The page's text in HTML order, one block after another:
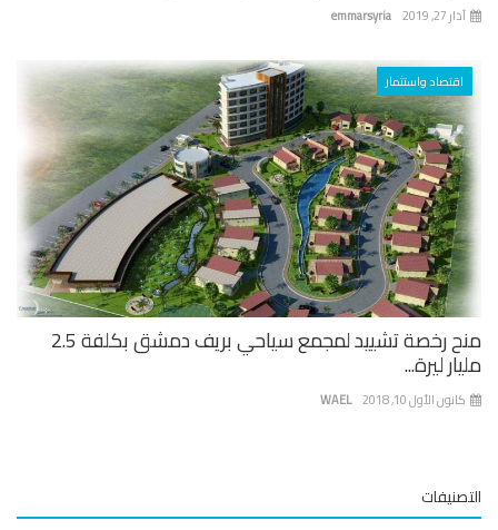
emmarsyria 27, 2019
اقتصاد واستثمار
منح رخصة تشييد لمجمع سياحي بريف دمشق بكلفة 2.5
ليرة...
WAEL الأول 10, 2018